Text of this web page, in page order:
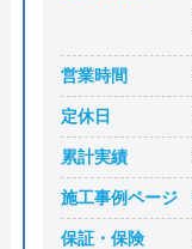
営業時間
定休日
累計実績
施工事例ページ
保証・保険